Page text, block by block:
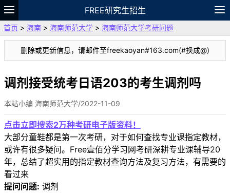
FREE研究生招生
题库
故事 专题 APP 笔记
论坛
VIP
资料
首页 > 海南 > 海南师范大学 > 海南师范大学考研问题
删除或更新信息，请邮件至freekaoyan#163.com(#换成@)
调剂接受统考日语203的考生调剂吗
本站小编 海南师范大学/2022-11-09
点击立即搜索2万种考研电子版资料！
大部分童鞋都是第一次考研，对于如何查找专业课指定教材，
或许有很多疑问。Free壹佰分学习网考研深耕专业课辅导20
年，总结了超实用的指定教材查询方法及复习方法，有需要的
看过来
提问问题: 调剂